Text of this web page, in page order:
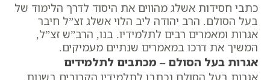
כתבי חסידות אשלג מהווים את היסוד לדרך הלימוד של
בעל הסולם. הרב יהודה ליב הלוי אשלג זצ”ל חיבר
אגרות ומאמרים רבים לתלמידיו. בנו, הרב”ש זצ”ל,
המשיך את דרכו במאמרים שנתיים מעמיקים.
אגרות בעל הסולם – מכתבים לתלמידים
אגרות בעל הסולם נכתבו לתלמידיו הקרובים בשנות